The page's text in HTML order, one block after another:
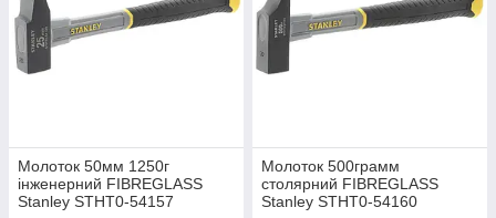
Молоток 50мм 1250г
інженерний FIBREGLASS
Stanley STHT0-54157
Молоток 500грамм
столярний FIBREGLASS
Stanley STHT0-54160